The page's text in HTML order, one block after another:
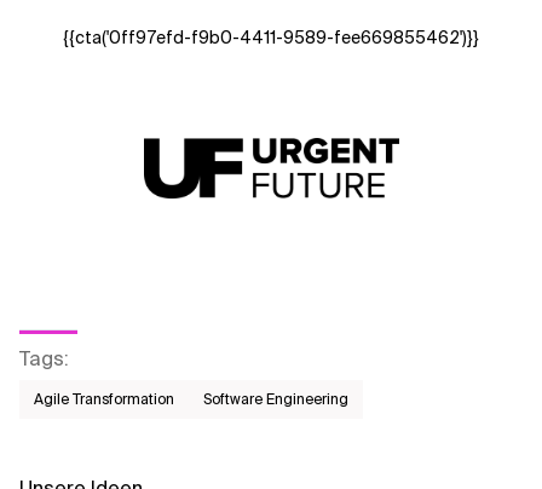
{{cta('0ff97efd-f9b0-4411-9589-fee669855462')}}
Tags:
Agile Transformation Software Engineering